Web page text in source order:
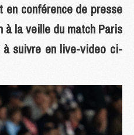
en conférence de presse
la veille du match Paris
à suivre en live-video ci-